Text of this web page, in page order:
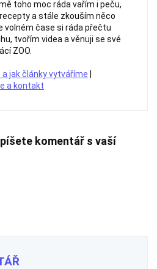
toho moc ráda vařím i peču,
a stále zkouším něco
volném čase si ráda přečtu
tvořím videa a věnuji se své
ZOO.
a jak články vytváříme
a kontakt
komentář s vaší